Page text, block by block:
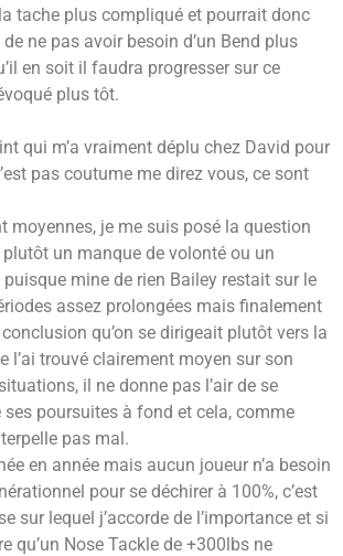
tache plus compliqué et pourrait donc
ne pas avoir besoin d’un Bend plus
en soit il faudra progresser sur ce
plus tôt.
qui m’a vraiment déplu chez David pour
pas coutume me direz vous, ce sont
moyennes, je me suis posé la question
plutôt un manque de volonté ou un
mine de rien Bailey restait sur le
assez prolongées mais finalement
qu’on se dirigeait plutôt vers la
l’ai trouvé clairement moyen sur son
il ne donne pas l’air de se
poursuites à fond et cela, comme
pas mal.
en année mais aucun joueur n’a besoin
pour se déchirer à 100%, c’est
sur lequel j’accorde de l’importance et si
qu’un Nose Tackle de +300lbs ne